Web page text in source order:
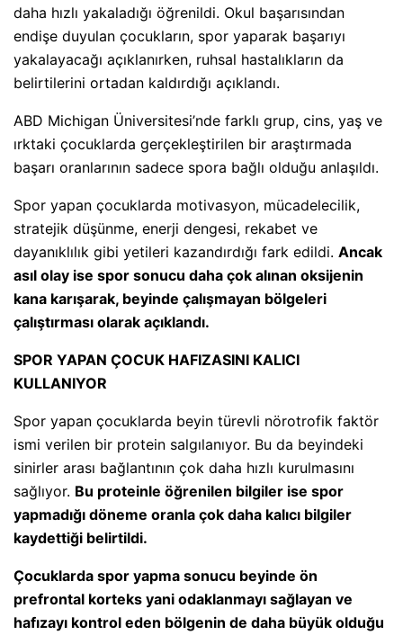
daha hızlı yakaladığı öğrenildi. Okul başarısından
endişe duyulan çocukların, spor yaparak başarıyı
yakalayacağı açıklanırken, ruhsal hastalıkların da
belirtilerini ortadan kaldırdığı açıklandı.
ABD Michigan Üniversitesi’nde farklı grup, cins, yaş ve
ırktaki çocuklarda gerçekleştirilen bir araştırmada
başarı oranlarının sadece spora bağlı olduğu anlaşıldı.
Spor yapan çocuklarda motivasyon, mücadelecilik,
stratejik düşünme, enerji dengesi, rekabet ve
dayanıklılık gibi yetileri kazandırdığı fark edildi. Ancak
asıl olay ise spor sonucu daha çok alınan oksijenin
kana karışarak, beyinde çalışmayan bölgeleri
çalıştırması olarak açıklandı.
SPOR YAPAN ÇOCUK HAFIZASINI KALICI
KULLANIYOR
Spor yapan çocuklarda beyin türevli nörotrofik faktör
ismi verilen bir protein salgılanıyor. Bu da beyindeki
sinirler arası bağlantının çok daha hızlı kurulmasını
sağlıyor. Bu proteinle öğrenilen bilgiler ise spor
yapmadığı döneme oranla çok daha kalıcı bilgiler
kaydettiği belirtildi.
Çocuklarda spor yapma sonucu beyinde ön
prefrontal korteks yani odaklanmayı sağlayan ve
hafızayı kontrol eden bölgenin de daha büyük olduğu